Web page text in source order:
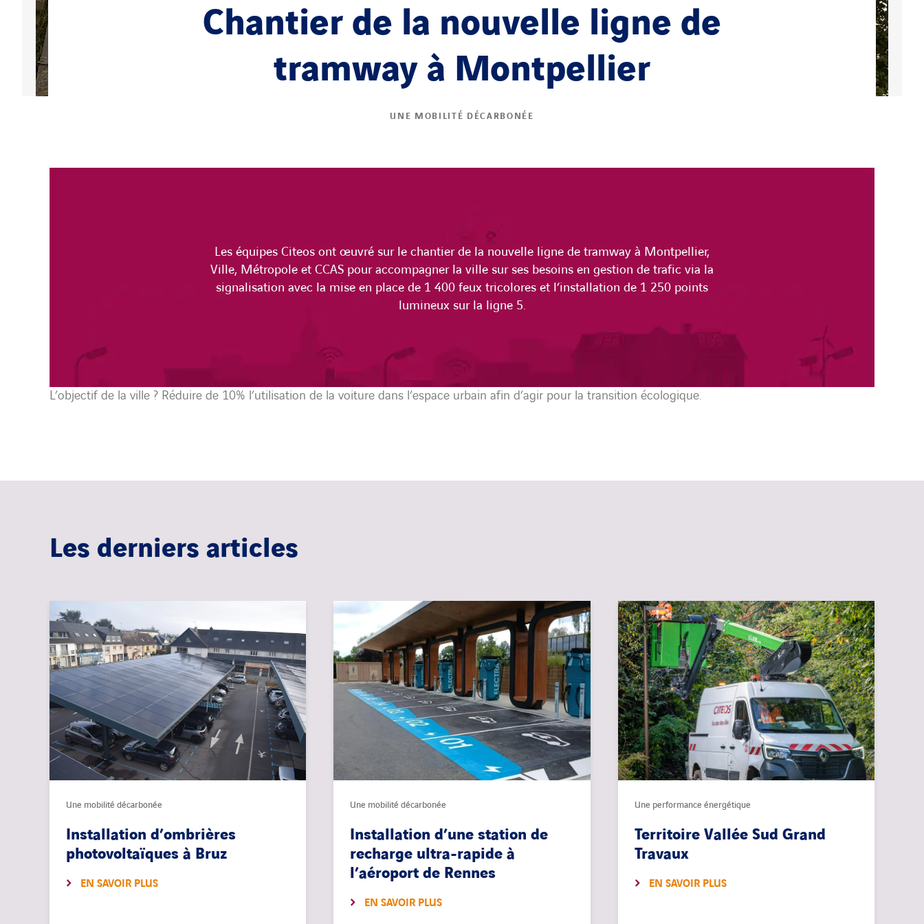
Chantier de la nouvelle ligne de
tramway à Montpellier
UNE MOBILITÉ DÉCARBONÉE
Les équipes Citeos ont œuvré sur le chantier de la nouvelle ligne de tramway à Montpellier,
Ville, Métropole et CCAS pour accompagner la ville sur ses besoins en gestion de trafic via la
signalisation avec la mise en place de 1 400 feux tricolores et l’installation de 1 250 points
lumineux sur la ligne 5.
L’objectif de la ville ? Réduire de 10% l’utilisation de la voiture dans l’espace urbain afin d’agir pour la transition écologique.
Les derniers articles
Une mobilité décarbonée
Installation d’ombrières
photovoltaïques à Bruz
EN SAVOIR PLUS
Une mobilité décarbonée
Installation d’une station de
recharge ultra-rapide à
l’aéroport de Rennes
EN SAVOIR PLUS
Une performance énergétique
Territoire Vallée Sud Grand
Travaux
EN SAVOIR PLUS